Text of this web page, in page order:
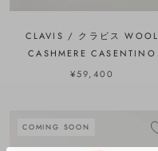
CLAVIS / クラビス WOOL
CASHMERE CASENTINO
¥59,400
COMING SOON